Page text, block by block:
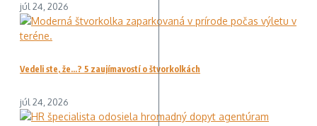
júl 24, 2026
Vedeli ste, že…? 5 zaujímavostí o štvorkolkách
júl 24, 2026